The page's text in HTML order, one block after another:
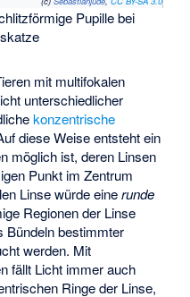
Pupille bei
mit multifokalen
unterschiedlicher
konzentrische
diese Weise entsteht ein
möglich ist, deren Linsen
Punkt im Zentrum
Linse würde einerunde
Regionen der Linse
Bündeln bestimmter
werden. Mit
fällt Licht immer auch
Ringe der Linse,